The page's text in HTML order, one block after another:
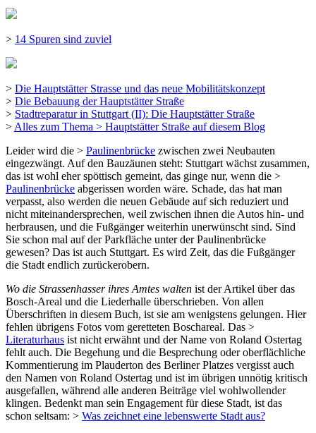
> 14 Spuren sind zuviel
> Die Hauptstätter Strasse und das neue Mobilitätskonzept
> Die Bebauung der Hauptstätter Straße
> Stadtreparatur in Stuttgart (II): Die Hauptstätter Straße
> Alles zum Thema > Hauptstätter Straße auf diesem Blog
Leider wird die > Paulinenbrücke zwischen zwei Neubauten
eingezwängt. Auf den Bauzäunen steht: Stuttgart wächst zusammen,
das ist wohl eher spöttisch gemeint, das ginge nur, wenn die >
Paulinenbrücke abgerissen worden wäre. Schade, das hat man
verpasst, also werden die neuen Gebäude auf sich reduziert und
nicht miteinandersprechen, weil zwischen ihnen die Autos hin- und
herbrausen, und die Fußgänger weiterhin unerwünscht sind. Sind
Sie schon mal auf der Parkfläche unter der Paulinenbrücke
gewesen? Das ist auch Stuttgart. Es wird Zeit, das die Fußgänger
die Stadt endlich zurückerobern.
Wo die Strassenhasser ihres Amtes walten ist der Artikel über das
Bosch-Areal und die Liederhalle überschrieben. Von allen
Überschriften in diesem Buch, ist sie am wenigstens gelungen. Hier
fehlen übrigens Fotos vom geretteten Boschareal. Das >
Literaturhaus ist nicht erwähnt und der Name von Roland Ostertag
fehlt auch. Die Begehung und die Besprechung oder oberflächliche
Kommentierung im Plauderton des Berliner Platzes vergisst auch
den Namen von Roland Ostertag und ist im übrigen unnötig kritisch
ausgefallen, während alle anderen Beiträge viel wohlwollender
klingen. Bedenkt man sein Engagement für diese Stadt, ist das
schon seltsam: > Was zeichnet eine lebenswerte Stadt aus?